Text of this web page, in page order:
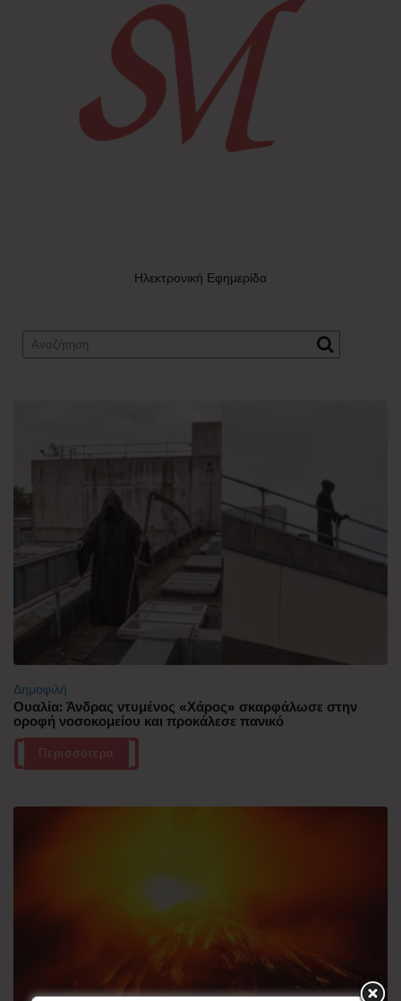
Ηλεκτρονική Εφημερίδα
Δημοφιλή
Ουαλία: Άνδρας ντυμένος «Χάρος» σκαρφάλωσε στην
οροφή νοσοκομείου και προκάλεσε πανικό
Περισσότερα